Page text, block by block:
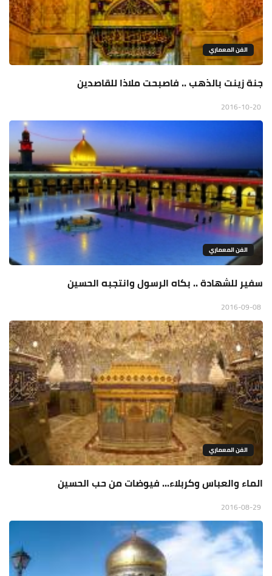
الفن المعماري
جنة زينت بالذهب .. فاصبحت ملاذا للقاصدين
الفن المعماري
سفير للشهادة .. بكاه الرسول وانتجبه الحسين
الفن المعماري
الماء والعباس وكربلاء... فيوضات من حب الحسين